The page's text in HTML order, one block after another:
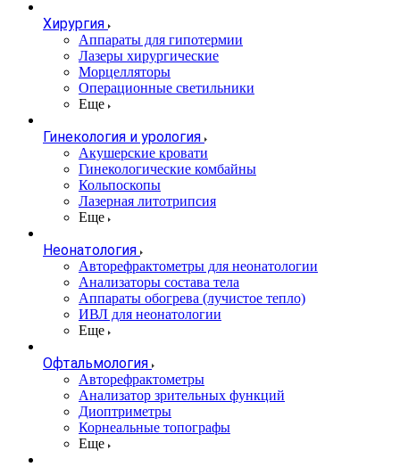
Хирургия
Аппараты для гипотермии
Лазеры хирургические
Морцелляторы
Операционные светильники
Еще
Гинекология и урология
Акушерские кровати
Гинекологические комбайны
Кольпоскопы
Лазерная литотрипсия
Еще
Неонатология
Авторефрактометры для неонатологии
Анализаторы состава тела
Аппараты обогрева (лучистое тепло)
ИВЛ для неонатологии
Еще
Офтальмология
Авторефрактометры
Анализатор зрительных функций
Диоптриметры
Корнеальные топографы
Еще